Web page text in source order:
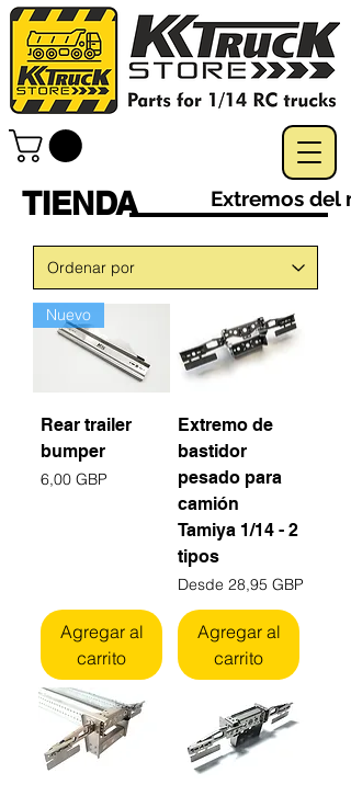
TIENDA Extremos del
Nuevo
Rear trailer
bumper
Precio
6,00 GBP
Agregar al
carrito
Extremo de
bastidor
pesado para
camión
Tamiya 1/14 - 2
tipos
Desde 28,95 GBP
Precio de oferta
Agregar al
carrito